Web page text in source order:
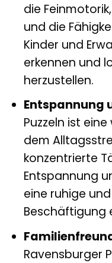
die
und die
Kinder und
erkennen und
herzustellen.
Entspannung
Puzzeln ist
dem
konzentrierte
Entspannung
eine ruhige
Beschäftigung
Ravensburger